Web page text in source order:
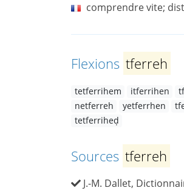
comprendre vite;
Flexions tferreh
tetferrihem itferrihen
netferreh
yetferrhen
tetferriheḍ
Sources tferreh
J.-M. Dallet,